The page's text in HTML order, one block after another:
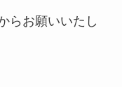
らお願いいたし